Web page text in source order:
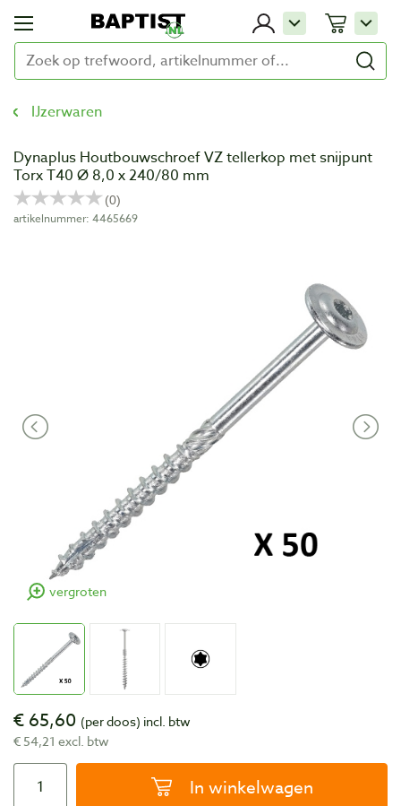
IJzerwaren
Dynaplus Houtbouwschroef VZ tellerkop met snijpunt
Torx T40 Ø 8,0 x 240/80 mm
artikelnummer: 4465669
vergroten
€ 65,60 (per doos) incl. btw
€ 54,21 excl. btw
In winkelwagen